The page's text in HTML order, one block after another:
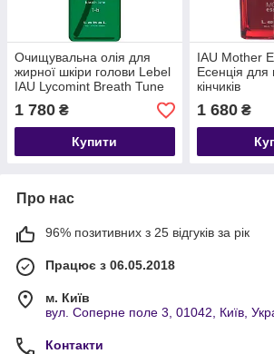
Очищувальна олія для
жирної шкіри голови Lebel
IAU Lycomint Breath Tune
1 780 ₴
Купити
IAU Mother
Есенція для
кінчиків
1 680₴
Про нас
96% позитивних з 25 відгуків за рік
Працює з 06.05.2018
м. Київ
вул. Соперне поле 3, 01042, Київ,
Контакти